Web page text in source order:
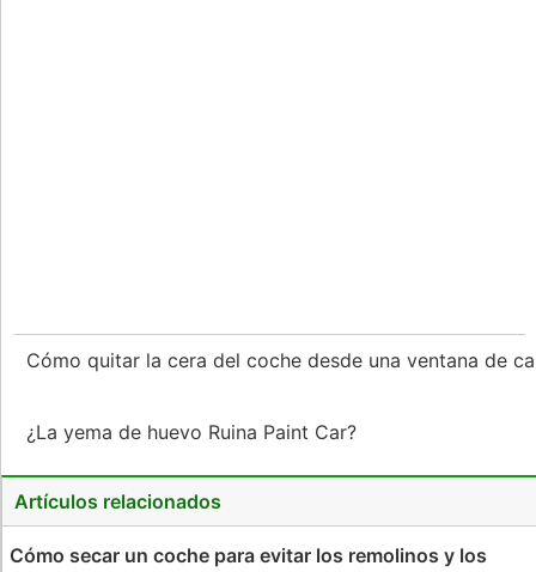
Cómo quitar la cera del coche desde una ventana de
¿La yema de huevo Ruina Paint Car?
Artículos relacionados
Cómo secar un coche para evitar los remolinos y los